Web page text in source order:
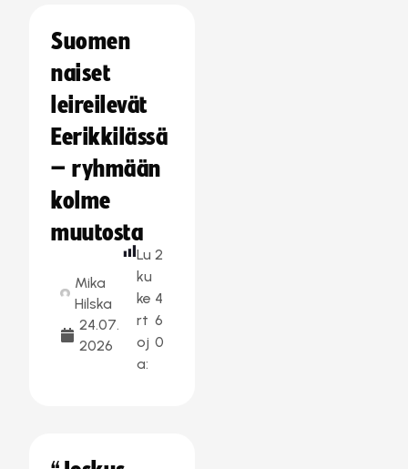
Suomen
naiset
leireilevät
Eerikkilässä
– ryhmään
kolme
muutosta
Mika
Hilska
24.07.
2026
Lu
ku
ke
rt
oj
a:
2
4
6
0